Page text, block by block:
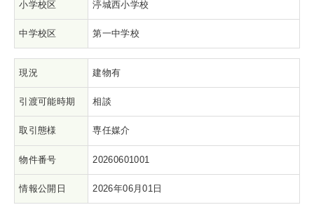
小学校区 渟城西小学校
中学校区 第一中学校
現況 建物有
引渡可能時期 相談
取引態様 専任媒介
物件番号 20260601001
情報公開日 2026年06月01日